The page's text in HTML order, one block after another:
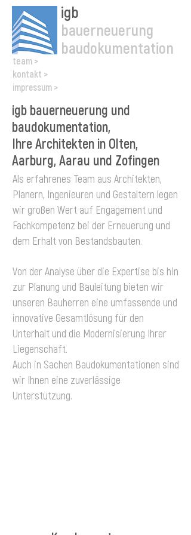
igb
bauerneuerung
baudokumentation
kontakt >
impressum >
team >
igb bauerneuerung und
baudokumentation,
Ihre Architekten in Olten,
Aarburg, Aarau und Zofingen
Als erfahrenes Team aus Architekten,
Planern, Ingenieuren und Gestaltern legen
wir großen Wert auf Engagement und
Fachkompetenz bei der Erneuerung und
dem Erhalt von Bestandsbauten.
Von der Analyse über die Expertise bis hin
zur Planung und Bauleitung bieten wir
unseren Bauherren eine umfassende und
innovative Gesamtlösung für den
Unterhalt und die Modernisierung Ihrer
Liegenschaft.
Auch in Sachen Baudokumentationen sind
wir Ihnen eine zuverlässige
Unterstützung.